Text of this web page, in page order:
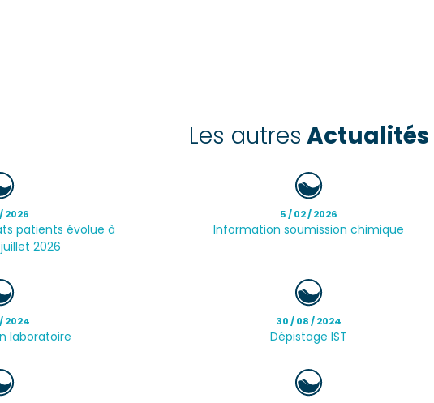
Les autres Actualités
2026
patients évolue à
2026
5 / 02 / 2026
Information soumission chimique
/ 2024
laboratoire
30 / 08 / 2024
Dépistage IST